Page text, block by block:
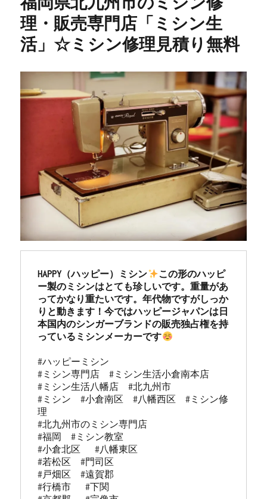
理・販売専門店「ミシン生
活」☆ミシン修理見積り無料
HAPPY（ハッピー）ミシン
この形のハッピ
ー製のミシンはとても珍しいです。重量があ
ってかなり重たいです。年代物ですがしっか
りと動きます！今ではハッピージャパンは日
本国内のシンガーブランドの販売独占権を持
っているミシンメーカーです
#ハッピーミシン
#ミシン専門店  #ミシン生活小倉南本店
#ミシン生活八幡店  #北九州市
#ミシン  #小倉南区  #八幡西区  #ミシン修
理
#北九州市のミシン専門店
#福岡  #ミシン教室
#小倉北区   #八幡東区
#若松区  #門司区
#戸畑区  #遠賀郡
#行橋市   #下関